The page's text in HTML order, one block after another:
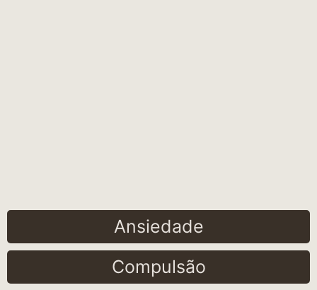
Ansiedade
Compulsão